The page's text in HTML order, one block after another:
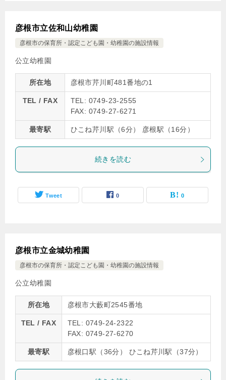
彦根市立佐和山幼稚園
彦根市の保育所・認定こども園・幼稚園の施設情報
公立幼稚園
所在地 彦根市芹川町481番地の1
TEL / FAX
TEL: 0749-23-2555
FAX: 0749-27-6271
最寄駅 ひこね芹川駅（6分） 彦根駅（16分）
続きを読む
Tweet 0 0
彦根市立金城幼稚園
彦根市の保育所・認定こども園・幼稚園の施設情報
公立幼稚園
所在地 彦根市大藪町2545番地
TEL / FAX
TEL: 0749-24-2322
FAX: 0749-27-6270
最寄駅 彦根口駅（36分） ひこね芹川駅（37分）